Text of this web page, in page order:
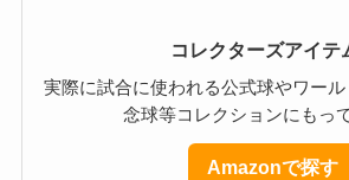
コレクターズアイテ
実際に試合に使われる公式球やワー
念球等コレクションにもっ
Amazonで探す